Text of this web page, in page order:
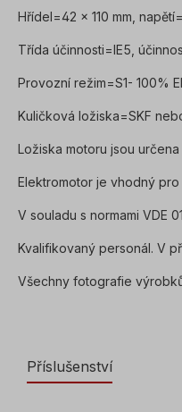
Hřídel=42 x 110 mm,
Třída účinnosti=IE5,
Provozní režim=S1- 100%
Kuličková ložiska=SKF
Ložiska motoru jsou
Elektromotor je vhodný
V souladu s normami VDE
Kvalifikovaný personál. V
Všechny fotografie
Příslušenství